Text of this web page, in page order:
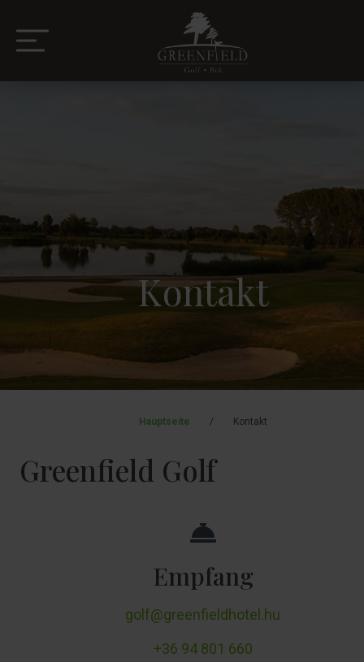
Kontakt
Hauptseite / Kontakt
Greenfield Golf
Empfang
golf@greenfieldhotel.hu
+36 94 801 660